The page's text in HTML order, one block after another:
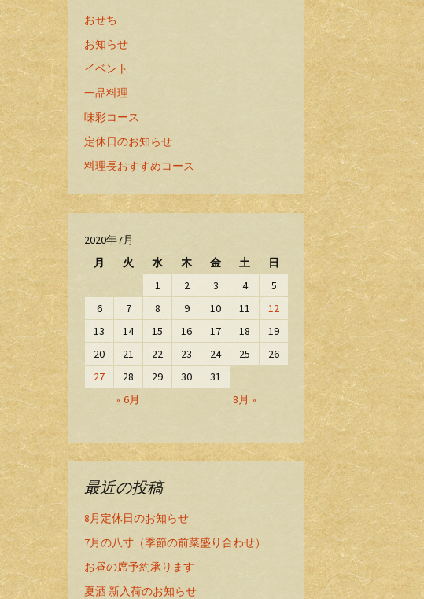
おせち
お知らせ
イベント
一品料理
味彩コース
定休日のお知らせ
料理長おすすめコース
2020年7月
月
火 水 木 金 土 日
« 6月 8月 »
1 2 3 4
5
6
7 8 9 10 11
12
13
14 15 16 17 18
19
20
21 22 23 24 25
26
27
28 29 30 31
最近の投稿
8月定休日のお知らせ
7月の八寸（季節の前菜盛り合わせ）
お昼の席予約承ります
夏酒 新入荷のお知らせ